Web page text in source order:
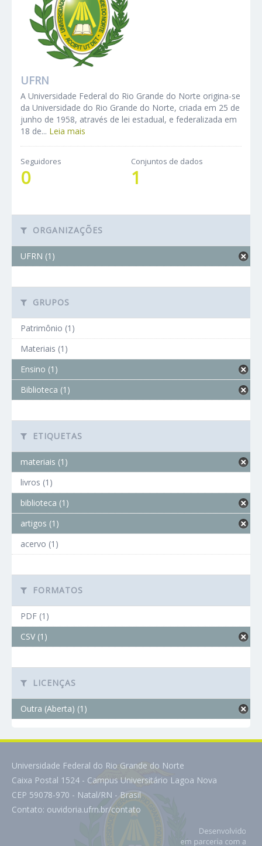
UFRN
A Universidade Federal do Rio Grande do Norte origina-se
da Universidade do Rio Grande do Norte, criada em 25 de
junho de 1958, através de lei estadual, e federalizada em
18 de... Leia mais
Seguidores
0
Conjuntos de dados
1
ORGANIZAÇÕES
UFRN (1)
GRUPOS
Patrimônio (1)
Materiais (1)
Ensino (1)
Biblioteca (1)
ETIQUETAS
materiais (1)
livros (1)
biblioteca (1)
artigos (1)
acervo (1)
FORMATOS
PDF (1)
CSV (1)
LICENÇAS
Outra (Aberta) (1)
Universidade Federal do Rio Grande do Norte
Caixa Postal 1524 - Campus Universitário Lagoa Nova
CEP 59078-970 - Natal/RN - Brasil
Contato: ouvidoria.ufrn.br/contato